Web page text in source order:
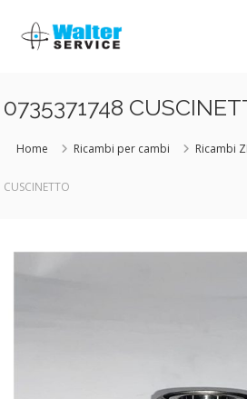
content
Walter
Service
parti
del
Vieni
0735371748
Home Ricambi per cambi Ricambi
CUSCINETTO